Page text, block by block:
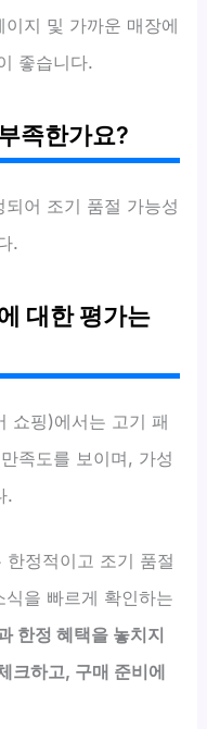
지 및 가까운 매장에
좋습니다.
족한가요?
어 조기 품절 가능성
.
대한 평가는
쇼핑)에서는 고기 패
족도를 보이며, 가성
.
정적이고 조기 품절
을 빠르게 확인하는
한정 혜택을 놓치지
크하고, 구매 준비에